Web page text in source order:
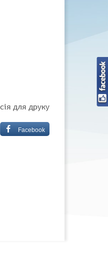
для друку
Facebook